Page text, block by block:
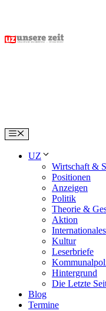
content
Menu
UZ
Wirtschaft &
Positionen
Anzeigen
Politik
Theorie &
Aktion
Internationales
Kultur
Leserbriefe
Hintergrund
Die Letzte
Blog
Termine